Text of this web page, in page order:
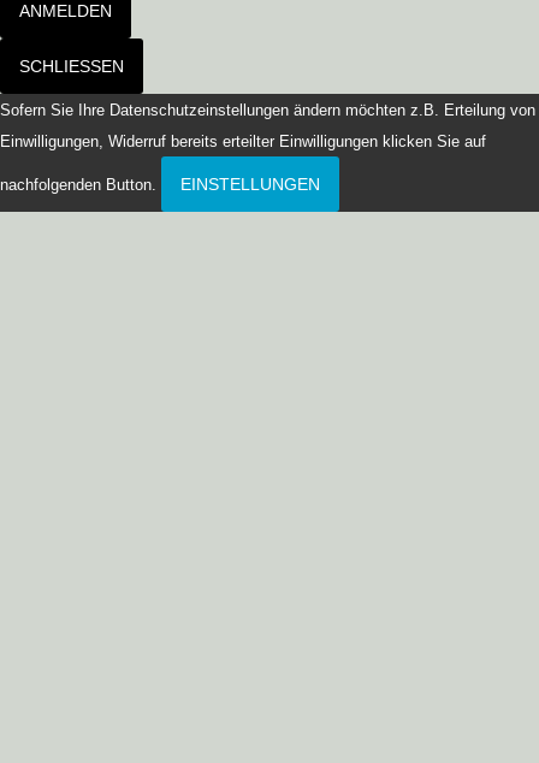
ANMELDEN
SCHLIESSEN
Sofern Sie Ihre Datenschutzeinstellungen ändern möchten z.B. Erteilung von
Einwilligungen, Widerruf bereits erteilter Einwilligungen klicken Sie auf
nachfolgenden Button. EINSTELLUNGEN